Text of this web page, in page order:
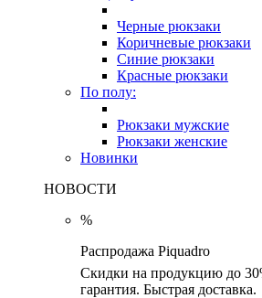
Черные рюкзаки
Коричневые рюкзаки
Синие рюкзаки
Красные рюкзаки
По полу:
Рюкзаки мужские
Рюкзаки женские
Новинки
НОВОСТИ
%
Распродажа Piquadro
Скидки на продукцию до
гарантия. Быстрая доставка.